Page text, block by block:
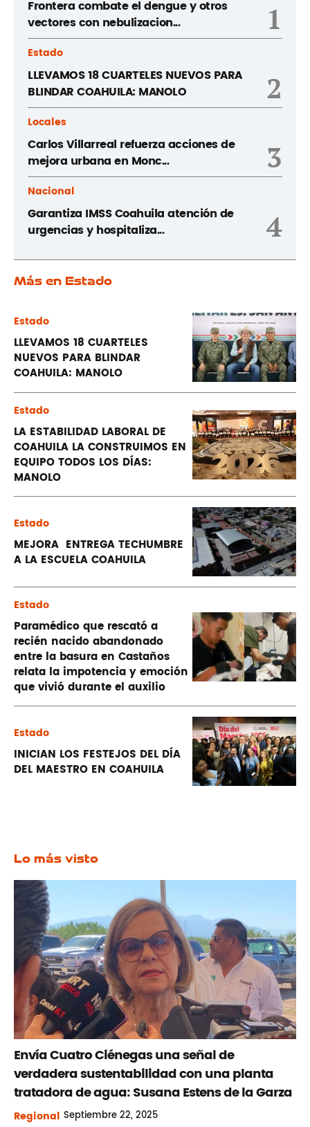
Frontera combate el dengue y otros
vectores con nebulizacion...
1
Estado
LLEVAMOS 18 CUARTELES NUEVOS PARA
BLINDAR COAHUILA: MANOLO
2
Locales
Carlos Villarreal refuerza acciones de
mejora urbana en Monc...
3
Nacional
Garantiza IMSS Coahuila atención de
urgencias y hospitaliza...
4
Más en Estado
Estado
LLEVAMOS 18 CUARTELES
NUEVOS PARA BLINDAR
COAHUILA: MANOLO
Estado
LA ESTABILIDAD LABORAL DE
COAHUILA LA CONSTRUIMOS EN
EQUIPO TODOS LOS DÍAS:
MANOLO
Estado
MEJORA ENTREGA TECHUMBRE
A LA ESCUELA COAHUILA
Estado
Paramédico que rescató a
recién nacido abandonado
entre la basura en Castaños
relata la impotencia y emoción
que vivió durante el auxilio
Estado
INICIAN LOS FESTEJOS DEL DÍA
DEL MAESTRO EN COAHUILA
Lo más visto
Envía Cuatro Ciénegas una señal de
verdadera sustentabilidad con una planta
tratadora de agua: Susana Estens de la Garza
Regional Septiembre22, 2025